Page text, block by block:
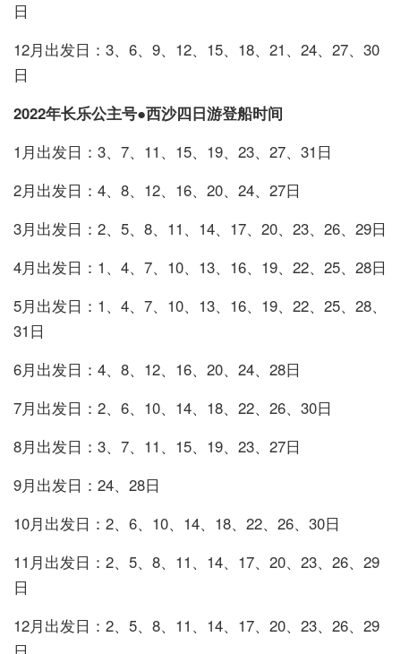
日
12月出发日：3、6、9、12、15、18、21、24、27、30
日
2022年长乐公主号●西沙四日游登船时间
1月出发日：3、7、11、15、19、23、27、31日
2月出发日：4、8、12、16、20、24、27日
3月出发日：2、5、8、11、14、17、20、23、26、29日
4月出发日：1、4、7、10、13、16、19、22、25、28日
5月出发日：1、4、7、10、13、16、19、22、25、28、
31日
6月出发日：4、8、12、16、20、24、28日
7月出发日：2、6、10、14、18、22、26、30日
8月出发日：3、7、11、15、19、23、27日
9月出发日：24、28日
10月出发日：2、6、10、14、18、22、26、30日
11月出发日：2、5、8、11、14、17、20、23、26、29
日
12月出发日：2、5、8、11、14、17、20、23、26、29